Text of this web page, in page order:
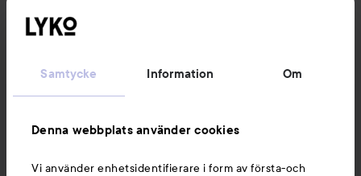
Samtycke Information Om
Denna webbplats använder cookies
Vi använder enhetsidentifierare i form av första-och